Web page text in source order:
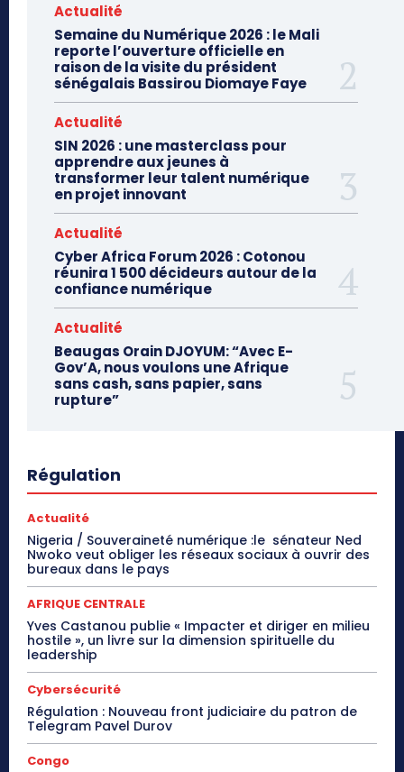
Actualité
Semaine du Numérique 2026 : le Mali
reporte l’ouverture officielle en
raison de la visite du président
sénégalais Bassirou Diomaye Faye
Actualité
SIN 2026 : une masterclass pour
apprendre aux jeunes à
transformer leur talent numérique
en projet innovant
Actualité
Cyber Africa Forum 2026 : Cotonou
réunira 1 500 décideurs autour de la
confiance numérique
Actualité
Beaugas Orain DJOYUM: “Avec E-
Gov’A, nous voulons une Afrique
sans cash, sans papier, sans
rupture”
Régulation
Actualité
Nigeria / Souveraineté numérique :le sénateur Ned
Nwoko veut obliger les réseaux sociaux à ouvrir des
bureaux dans le pays
AFRIQUE CENTRALE
Yves Castanou publie « Impacter et diriger en milieu
hostile », un livre sur la dimension spirituelle du
leadership
Cybersécurité
Régulation : Nouveau front judiciaire du patron de
Telegram Pavel Durov
Congo